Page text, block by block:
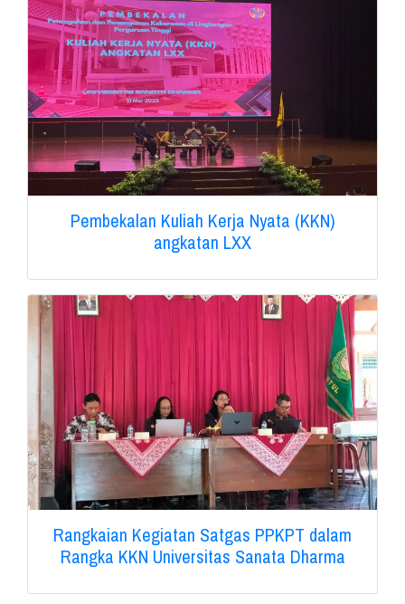
Pembekalan Kuliah Kerja Nyata (KKN)
angkatan LXX
Rangkaian Kegiatan Satgas PPKPT dalam
Rangka KKN Universitas Sanata Dharma